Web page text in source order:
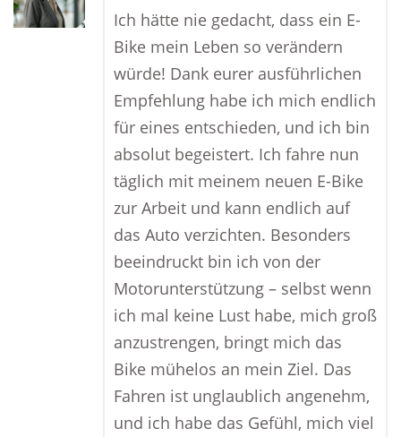
Ich hätte nie gedacht, dass ein E-
Bike mein Leben so verändern
würde! Dank eurer ausführlichen
Empfehlung habe ich mich endlich
für eines entschieden, und ich bin
absolut begeistert. Ich fahre nun
täglich mit meinem neuen E-Bike
zur Arbeit und kann endlich auf
das Auto verzichten. Besonders
beeindruckt bin ich von der
Motorunterstützung – selbst wenn
ich mal keine Lust habe, mich groß
anzustrengen, bringt mich das
Bike mühelos an mein Ziel. Das
Fahren ist unglaublich angenehm,
und ich habe das Gefühl, mich viel